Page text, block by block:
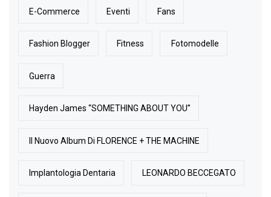
E-Commerce Eventi Fans
Fashion Blogger Fitness Fotomodelle
Guerra
Hayden James “SOMETHING ABOUT YOU”
Il Nuovo Album Di FLORENCE + THE MACHINE
Implantologia Dentaria LEONARDO BECCEGATO